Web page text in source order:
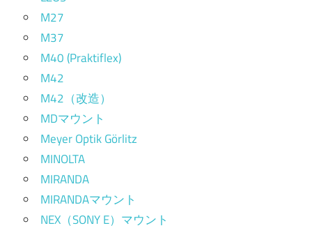
M27
M37
M40 (Praktiflex)
M42
M42（改造）
MDマウント
Meyer Optik Görlitz
MINOLTA
MIRANDA
MIRANDAマウント
NEX（SONY E）マウント